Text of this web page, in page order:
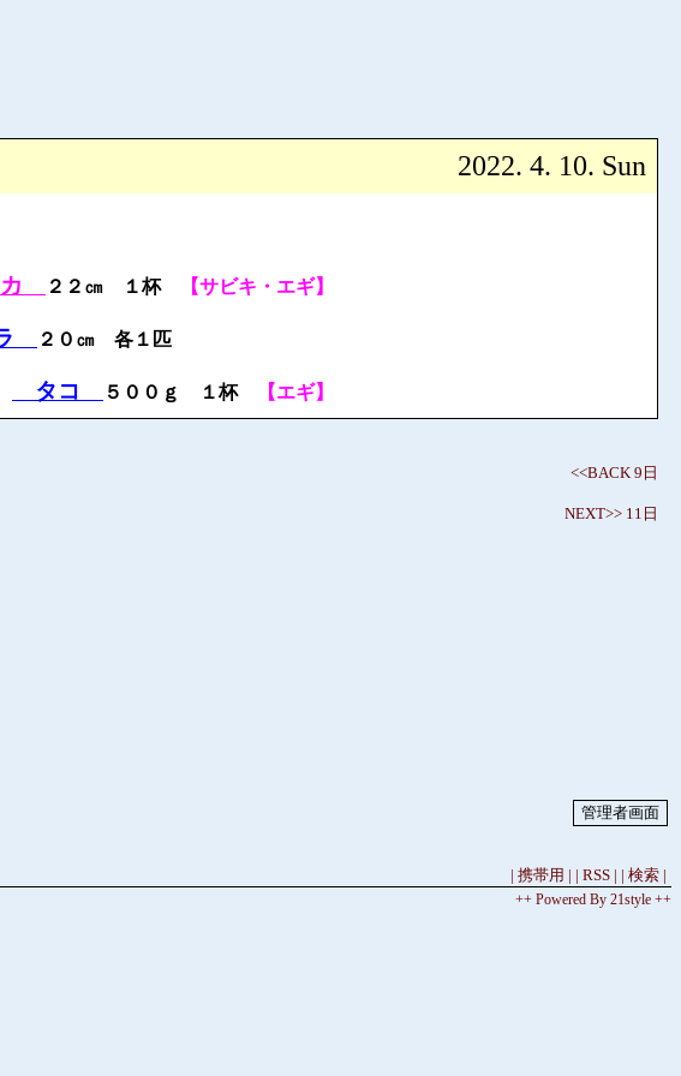
2022. 4. 10. Sun
カ ２２㎝ １杯 【サビキ・エギ】
２０㎝ 各１匹
タコ ５００ｇ １杯 【エギ】
<<BACK 9日
NEXT>> 11日
| 携帯用 | | RSS | | 検索 |
++ Powered By 21style ++